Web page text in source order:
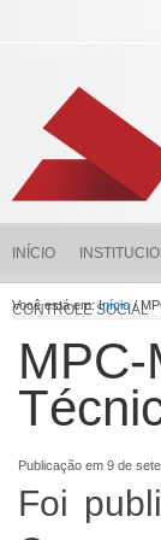
INÍCIO
CONTROLE SOCIAL
Você está em:Início/
Publicação em 9 de
Foi